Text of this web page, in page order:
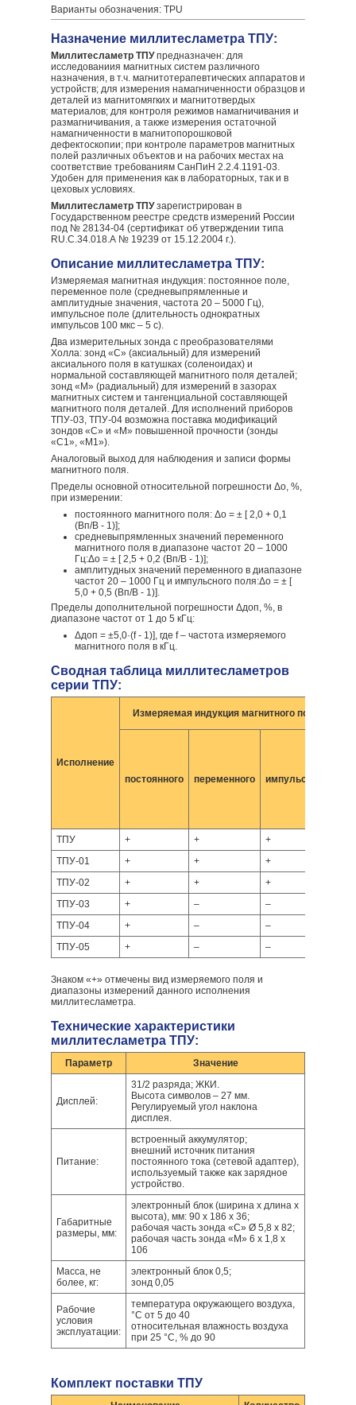
Варианты обозначения: TPU
Назначение миллитесламетра ТПУ:
Миллитесламетр ТПУпредназначен: для
исследованиия магнитных систем различного
назначения, в т.ч. магнитотерапевтических аппаратов и
устройств; для измерения намагниченности образцов и
деталей из магнитомягких и магнитотвердых
материалов; для контроля режимов намагничивания и
размагничивания, а также измерения остаточной
намагниченности в магнитопорошковой
дефектоскопии; при контроле параметров магнитных
полей различных объектов и на рабочих местах на
соответствие требованиям СанПиН 2.2.4.1191-03.
Удобен для применения как в лабораторных, так и в
цеховых условиях.
Миллитесламетр ТПУзарегистрирован в
Государственном реестре средств измерений России
под № 28134-04 (сертификат об утверждении типа
RU.C.34.018.А № 19239 от 15.12.2004 г.).
Описание миллитесламетра ТПУ:
Измеряемая магнитная индукция: постоянное поле,
переменное поле (средневыпрямленные и
амплитудные значения, частота 20 – 5000 Гц),
импульсное поле (длительность однократных
импульсов 100 мкс – 5 с).
Два измерительных зонда с преобразователями
Холла: зонд «С» (аксиальный) для измерений
аксиального поля в катушках (соленоидах) и
нормальной составляющей магнитного поля деталей;
зонд «М» (радиальный) для измерений в зазорах
магнитных систем и тангенциальной составляющей
магнитного поля деталей. Для исполнений приборов
ТПУ-03, ТПУ-04 возможна поставка модификаций
зондов «С» и «М» повышенной прочности (зонды
«С1», «М1»).
Аналоговый выход для наблюдения и записи формы
магнитного поля.
Пределы основной относительной погрешности Δo, %,
при измерении:
постоянного магнитного поля: Δо = ± [ 2,0 + 0,1
(Вп/В - 1)];
средневыпрямленных значений переменного
магнитного поля в диапазоне частот 20 – 1000
Гц:Δо = ± [ 2,5 + 0,2 (Вп/В - 1)];
амплитудных значений переменного в диапазоне
частот 20 – 1000 Гц и импульсного поля:Δо = ± [
5,0 + 0,5 (Вп/В - 1)].
Пределы дополнительной погрешности Δдоп, %, в
диапазоне частот от 1 до 5 кГц:
Δдоп = ±5,0·(f - 1)], где f – частота измеряемого
магнитного поля в кГц.
Сводная таблица миллитесламетров
серии ТПУ:
Исполнение
Измеряемая индукция магнитного поля
постоянного переменного импульсного
ТПУ
+ + +
ТПУ-01
+ + +
ТПУ-02
+ + +
ТПУ-03
+ – –
ТПУ-04
+ – –
ТПУ-05
+ – –
Знаком «+» отмечены вид измеряемого поля и
диапазоны измерений данного исполнения
миллитесламетра.
Технические характеристики
миллитесламетра ТПУ:
Параметр Значение
Дисплей:
31/2 разряда; ЖКИ.
Высота символов – 27 мм.
Регулируемый угол наклона
дисплея.
Питание:
встроенный аккумулятор;
внешний источник питания
постоянного тока (сетевой адаптер),
используемый также как зарядное
устройство.
Габаритные
размеры, мм:
электронный блок (ширина х длина х
высота), мм: 90 х 186 х 36;
рабочая часть зонда «С» Ø 5,8 х 82;
рабочая часть зонда «М» 6 x 1,8 x
106
Масса, не
более, кг:
электронный блок 0,5;
зонд 0,05
Рабочие
условия
эксплуатации:
температура окружающего воздуха,
°С от 5 до 40
относительная влажность воздуха
при 25 °С, % до 90
Комплект поставки ТПУ